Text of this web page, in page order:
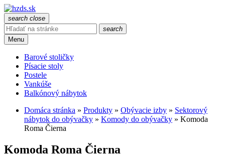
search close
search
Menu
Barové stoličky
Písacie stoly
Postele
Vankúše
Balkónový nábytok
Domáca stránka » Produkty » Obývacie izby » Sektorový
nábytok do obývačky » Komody do obývačky » Komoda
Roma Čierna
Komoda Roma Čierna